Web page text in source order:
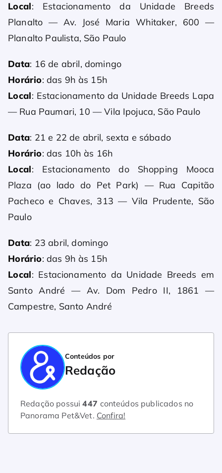
Local: Estacionamento da Unidade Breeds
Planalto — Av. José Maria Whitaker, 600 —
Planalto Paulista, São Paulo
Data: 16 de abril, domingo
Horário: das 9h às 15h
Local: Estacionamento da Unidade Breeds Lapa
— Rua Paumari, 10 — Vila Ipojuca, São Paulo
Data: 21 e 22 de abril, sexta e sábado
Horário: das 10h às 16h
Local: Estacionamento do Shopping Mooca
Plaza (ao lado do Pet Park) — Rua Capitão
Pacheco e Chaves, 313 — Vila Prudente, São
Paulo
Data: 23 abril, domingo
Horário: das 9h às 15h
Local: Estacionamento da Unidade Breeds em
Santo André — Av. Dom Pedro II, 1861 —
Campestre, Santo André
Conteúdos por
Redação
Redação possui447 conteúdos publicados no
Panorama Pet&Vet. Confira!